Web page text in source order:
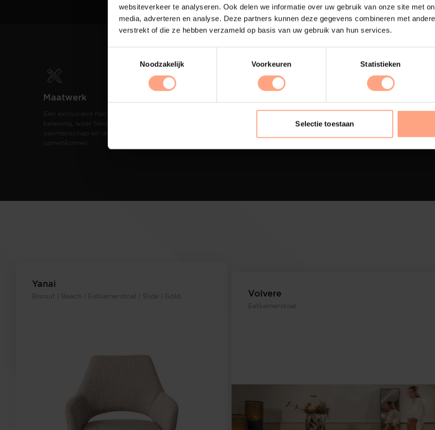
websiteverkeer te analyseren. Ook delen we informatie over uw gebruik van onze site met
media, adverteren en analyse. Deze partners kunnen deze gegevens combineren met
verstrekt of die ze hebben verzameld op basis van uw gebruik van hun services.
Noodzakelijk Voorkeuren Statistieken
Selectie toestaan
Maatwerk
Een exclusieve handgemaakte
beleving, waar Nederlands
vakmanschap en design
samenkomen.
De meubelen worden in onze
eigen spuiterij afgewerkt met
PUUUR biedt volledige
ontzorging van eerste
Yanai
Biscuit | Beach | Eetkamerstoel | Slide | Gold Volvere
Eetkamerstoel